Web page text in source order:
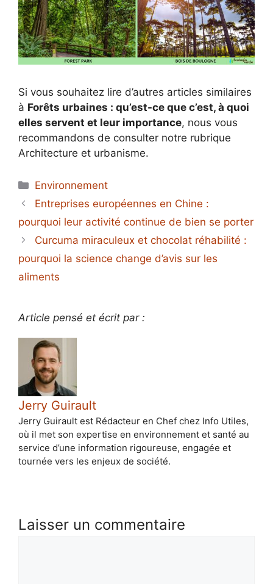
Si vous souhaitez lire d’autres articles similaires
à Forêts urbaines : qu’est-ce que c’est, à quoi
elles servent et leur importance, nous vous
recommandons de consulter notre rubrique
Architecture et urbanisme.
Catégories
Environnement
Entreprises européennes en Chine :
pourquoi leur activité continue de bien se porter
Curcuma miraculeux et chocolat réhabilité :
pourquoi la science change d’avis sur les
aliments
Article pensé et écrit par :
Jerry Guirault
Jerry Guirault est Rédacteur en Chef chez Info Utiles,
où il met son expertise en environnement et santé au
service d’une information rigoureuse, engagée et
tournée vers les enjeux de société.
Laisser un commentaire